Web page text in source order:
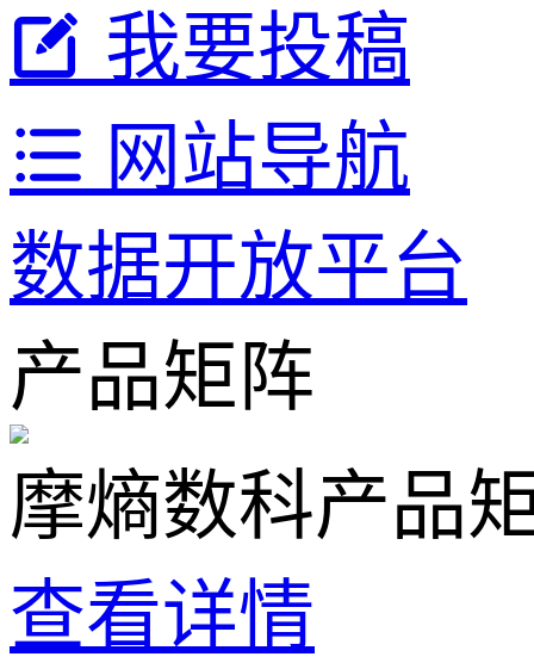
我要投稿
网站导航
数据开放平台
产品矩阵
摩熵数科产品
查看详情